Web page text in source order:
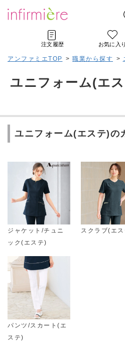
注文履歴 お気に入り
アンファミエTOP > 職業から探す >
ユニフォーム(エ
ユニフォーム(エステ)の
ジャケット/チュニ
ック(エステ)
スクラブ(エ
パンツ/スカート(エ
ステ)